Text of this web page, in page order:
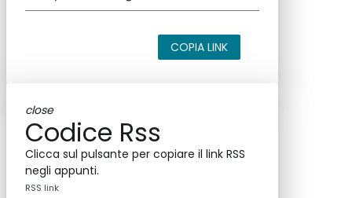
COPIA LINK
close
Codice Rss
Clicca sul pulsante per copiare il link RSS
negli appunti.
RSS link